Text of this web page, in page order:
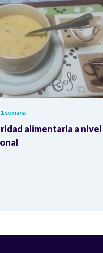
semana
alimentaria a nivel